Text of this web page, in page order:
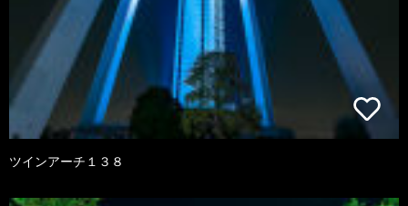
ツインアーチ１３８